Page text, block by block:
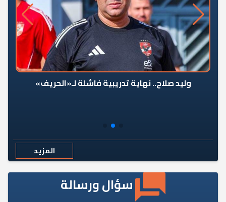
وليد صلاح.. نهاية تدريبية فاشلة لـ«الحريف»
المزيد
سؤال ورسالة